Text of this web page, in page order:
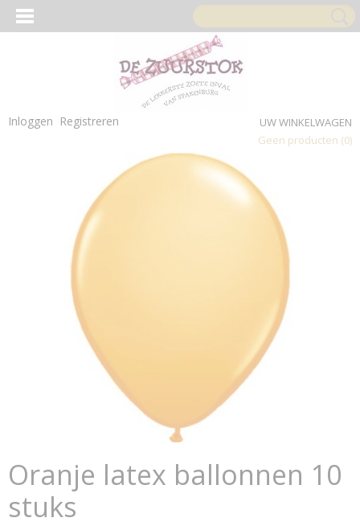
Inloggen Registreren
UW WINKELWAGEN
Geen producten (0)
Oranje latex ballonnen 10
stuks